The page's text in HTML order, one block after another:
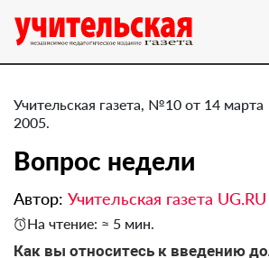
Учительская газета, №10 от 14 марта
2005.
Вопрос недели
Автор: Учительская газета UG.RU
На чтение: ≈ 5 мин.
Как вы относитесь к введению